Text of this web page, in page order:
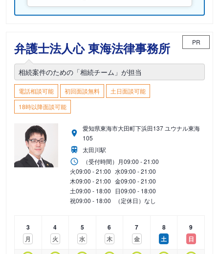
弁護士法人心 東海法律事務所 PR
相続案件のための「相続チーム」が担当
電話相談可能 初回面談無料
土日面談可能
18時以降面談可能
愛知県東海市大田町下浜田137 ユウナル東海
105
太田川駅
（受付時間） 月09:00 - 21:00
火09:00 - 21:00 水09:00 - 21:00
木09:00 - 21:00 金09:00 - 21:00
土09:00 - 18:00 日09:00 - 18:00
祝09:00 - 18:00 （定休日）なし
3
月
4
火
5
水
6
木
7
金
8
土
9
日